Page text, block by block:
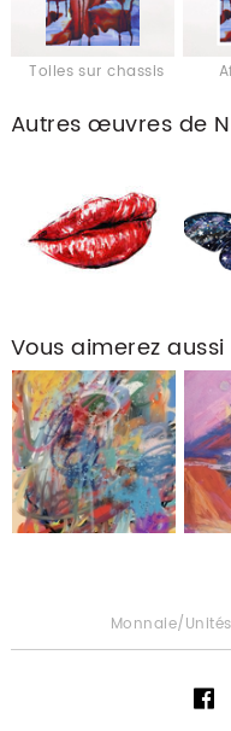
Toiles sur chassis
Autres œuvres de
Vous aimerez aussi
Monnaie/